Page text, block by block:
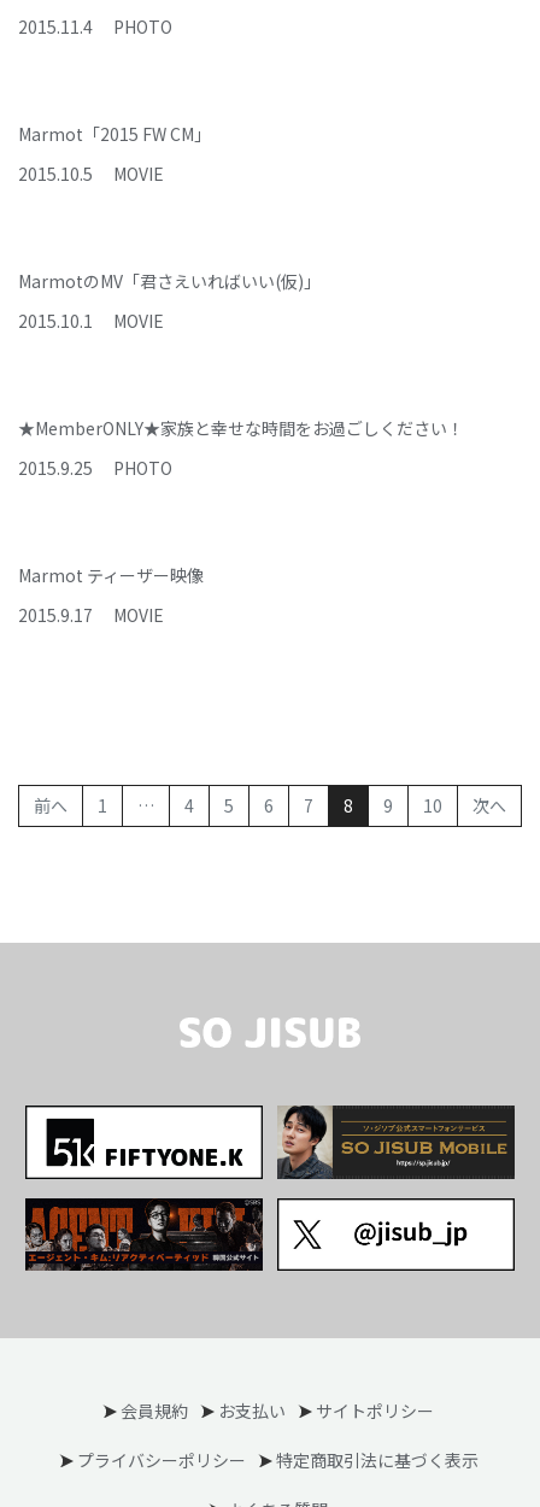
2015.11.4 PHOTO
Marmot「2015 FW CM」
2015.10.5 MOVIE
MarmotのMV「君さえいればいい(仮)」
2015.10.1 MOVIE
★MemberONLY★家族と幸せな時間をお過ごしください！
2015.9.25 PHOTO
Marmot ティーザー映像
2015.9.17 MOVIE
前へ 1 … 4 5 6 7 8 (current)
9 10 次へ
会員規約 お支払い サイトポリシー
プライバシーポリシー 特定商取引法に基づく表示